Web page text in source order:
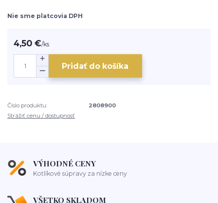
Nie sme platcovia DPH
4,50 €/ks
Pridať do košíka
Číslo produktu:
2808900
Strážiť cenu / dostupnosť
VÝHODNÉ CENY
Kotlíkové súpravy za nízke ceny
VŠETKO SKLADOM